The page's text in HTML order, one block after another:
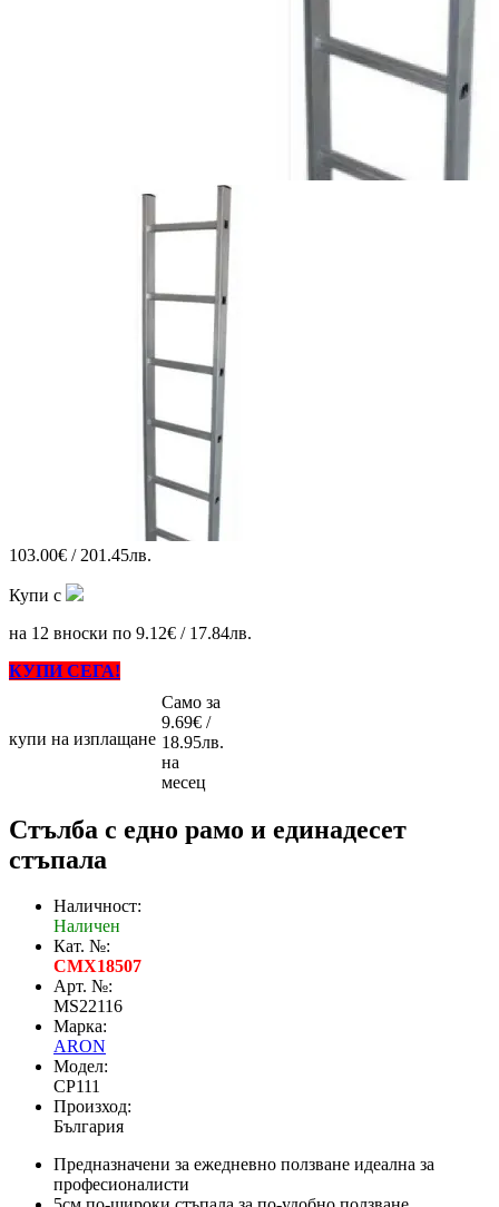
103.00€ / 201.45лв.
Купи с
на 12 вноски по 9.12€ / 17.84лв.
КУПИ СЕГА!
купи на изплащане
Само за
9.69€ /
18.95лв.
на
месец
Стълба с едно рамо и единадесет
стъпала
Наличност:
Наличен
Кат. №:
CMX18507
Арт. №:
MS22116
Марка:
ARON
Модел:
CP111
Произход:
България
Предназначени за ежедневно ползване идеална за
професионалисти